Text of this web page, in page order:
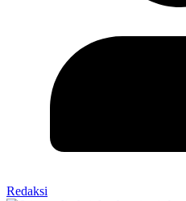
Redaksi